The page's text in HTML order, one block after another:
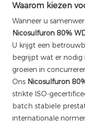
Waarom kiezen
Wanneer u
Nicosulfuron 80%
U krijgt een
begrijpt wat er
groeien in
Ons Nicosulfuron
strikte ISO-
batch stabiele
internationale